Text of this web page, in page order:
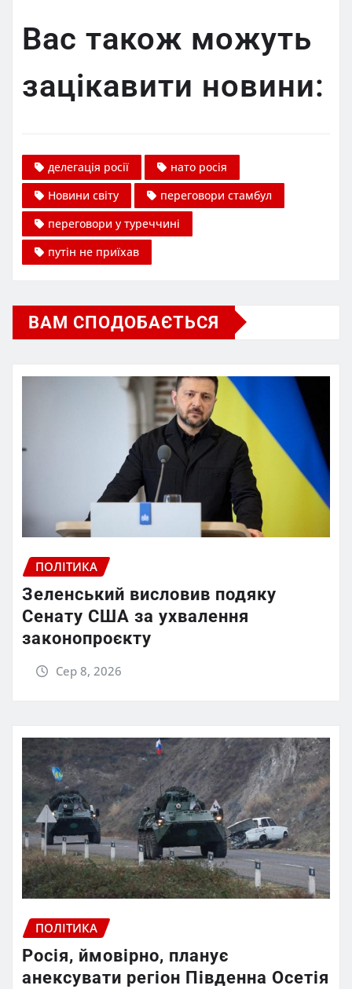
Вас також можуть
зацікавити новини:
делегація росії
нато росія
Новини світу
переговори стамбул
переговори у туреччині
путін не приїхав
ВАМ СПОДОБАЄТЬСЯ
ПОЛІТИКА
Зеленський висловив подяку
Сенату США за ухвалення
законопроєкту
Сер 8, 2026
ПОЛІТИКА
Росія, ймовірно, планує
анексувати регіон Південна Осетія